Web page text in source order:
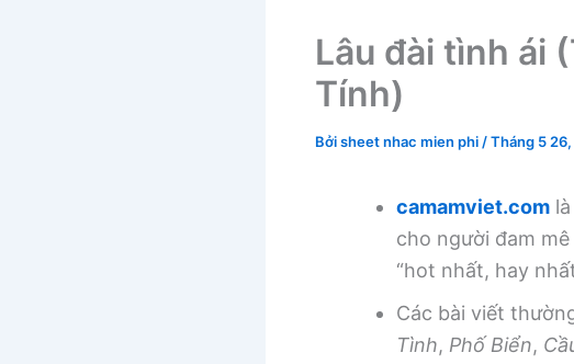
Lâu đài tình ái
Tính)
Bởisheet nhac mien phi /Tháng 5
camamviet.com
cho người đam
“hot nhất, hay
Các bài viết
Tình, Phố Biển,